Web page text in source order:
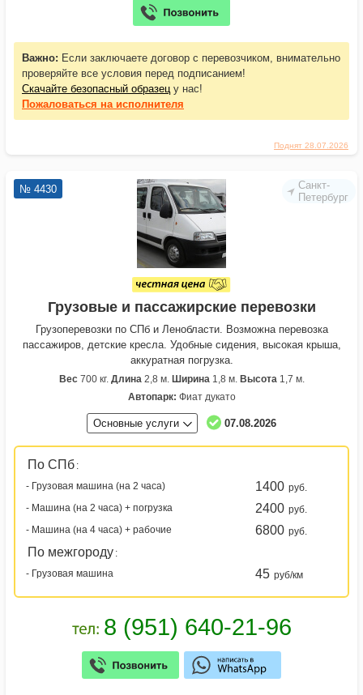
Поднят 28.07.2026
Важно: Если заключаете договор с перевозчиком, внимательно
проверяйте все условия перед подписанием!
Скачайте безопасный образецу нас!
Пожаловаться на исполнителя
Санкт-
Петербург
№ 4430
Грузовые и пассажирские перевозки
Грузоперевозки по СПб и Ленобласти. Возможна перевозка
пассажиров, детские кресла. Удобные сидения, высокая крыша,
аккуратная погрузка.
Вес700 кг. Длина2,8 м. Ширина1,8 м. Высота1,7 м.
Автопарк: Фиат дукато
Основные услуги 07.08.2026
По СПб :
- Грузовая машина (на 2 часа)
1400 руб.
- Машина (на 2 часа) + погрузка
2400 руб.
- Машина (на 4 часа) + рабочие
6800 руб.
По межгороду :
- Грузовая машина
45 руб/км